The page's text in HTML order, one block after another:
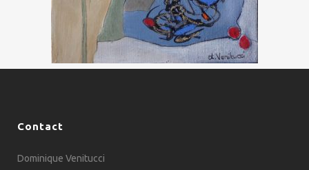
Contact
Dominique Venitucci